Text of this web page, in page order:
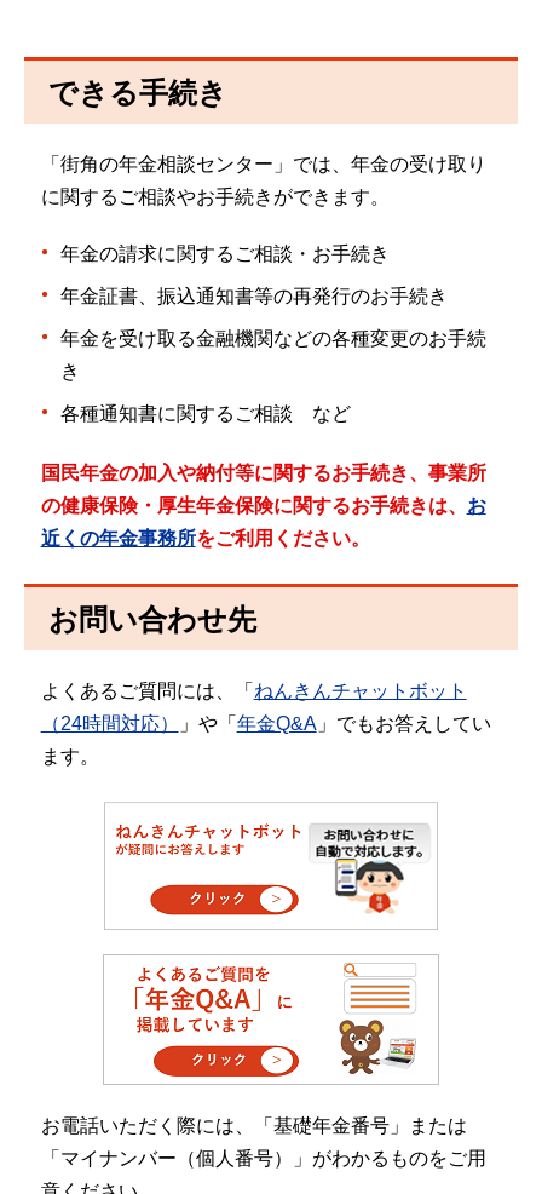
できる手続き
「街角の年金相談センター」では、年金の受け取り
に関するご相談やお手続きができます。
年金の請求に関するご相談・お手続き
年金証書、振込通知書等の再発行のお手続き
年金を受け取る金融機関などの各種変更のお手続
き
各種通知書に関するご相談 など
国民年金の加入や納付等に関するお手続き、事業所
の健康保険・厚生年金保険に関するお手続きは、 お
近くの年金事務所をご利用ください。
お問い合わせ先
よくあるご質問には、「 ねんきんチャットボット
（24時間対応）
」や「 年金Q&A」でもお答えしてい
ます。
お電話いただく際には、「基礎年金番号」または
「マイナンバー（個人番号）」がわかるものをご用